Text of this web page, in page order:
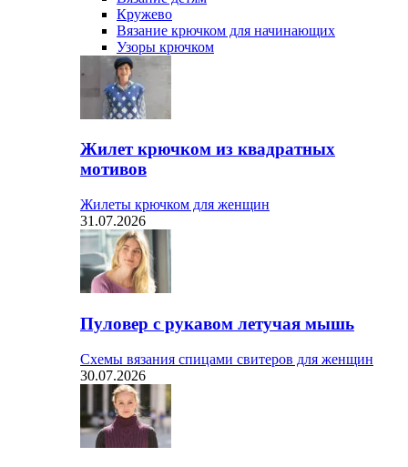
Кружево
Вязание крючком для начинающих
Узоры крючком
Жилет крючком из квадратных
мотивов
Жилеты крючком для женщин
31.07.2026
Пуловер с рукавом летучая мышь
Схемы вязания спицами свитеров для женщин
30.07.2026